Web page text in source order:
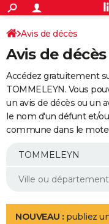
ACTUALITÉS
Politique
Société
Faits Divers
Education
Monde
Villes
+
SPORT
Coupe du monde 2026
Football
Tennis
Cyclisme
Rugby
Forum
Programme TV
TNT
Streaming
Cinéma
Sorties cinéma
Musique
+
FINANCE
Impôts
Immobilier
Risques naturels par ville
Banque
Assurance
Crédit
AUTO
Essais
Réserver un essai
Citadines
Berlines
SUV
Forum auto
+
Mobiles
Meilleur smartphone
Internet
Ordinateurs
Jeux vidéo
Guide high-tech
Aménagement intérieur
LIFESTYLE
Avis de décès
Avis de
Accédez gratuitement
TOMMELEYN. Vous
un avis de décès ou un
le nom d'un défunt et/
commune dans le
NOUVEAU : publiez